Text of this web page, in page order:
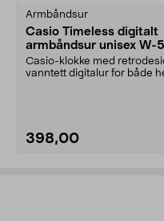
Armbåndsur
Casio Timeless digitalt
armbåndsur unisex W-
1VQES
Casio-klokke med
vanntett digitalur for både
398,00